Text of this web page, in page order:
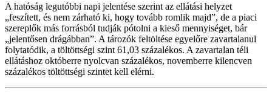
A hatóság legutóbbi napi jelentése szerint az ellátási helyzet
„feszített, és nem zárható ki, hogy tovább romlik majd”, de a piaci
szereplők más forrásból tudják pótolni a kieső mennyiséget, bár
„jelentősen drágábban”. A tározók feltöltése egyelőre zavartalanul
folytatódik, a töltöttségi szint 61,03 százalékos. A zavartalan téli
ellátáshoz októberre nyolcvan százalékos, novemberre kilencven
százalékos töltöttségi szintet kell elérni.